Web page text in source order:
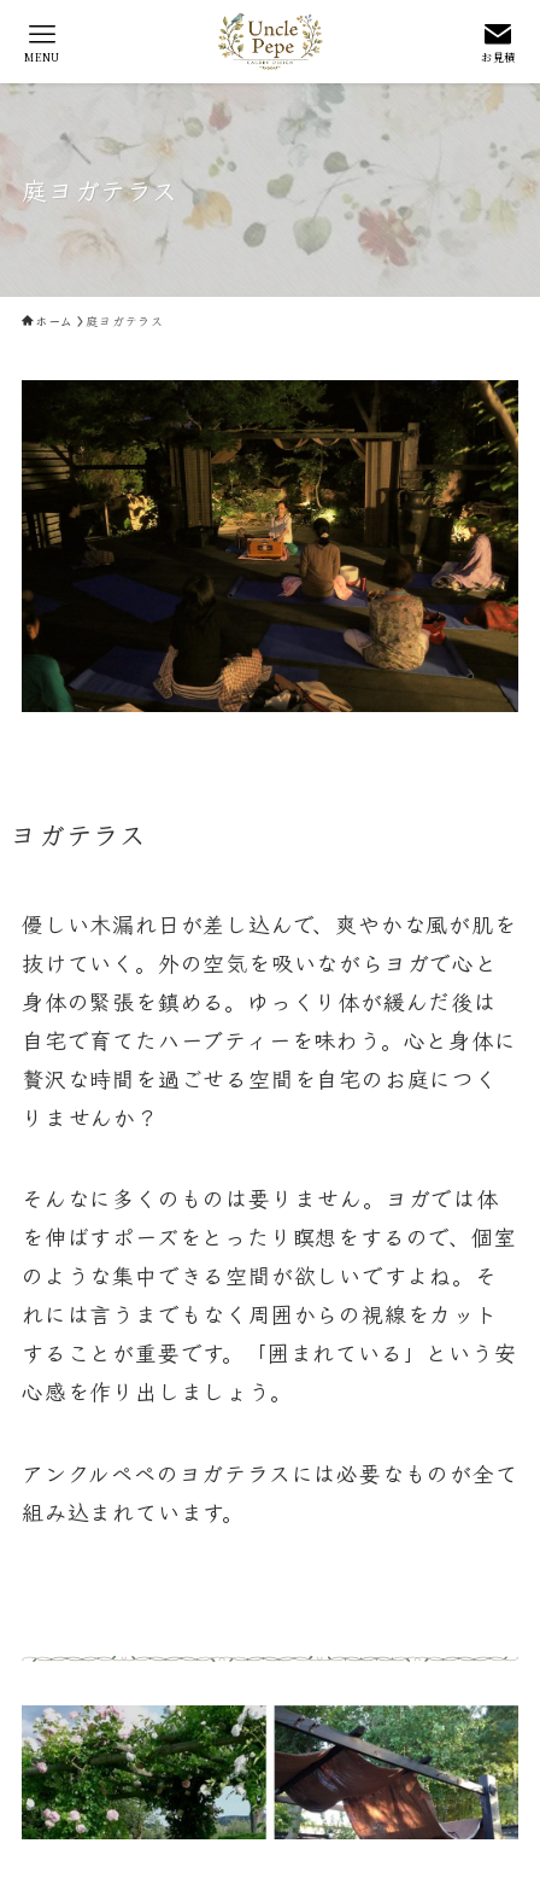
お見積
MENU
庭ヨガテラス
ホーム 庭ヨガテラス
ヨガテラス
優しい木漏れ日が差し込んで、爽やかな風が肌を
抜けていく。外の空気を吸いながらヨガで心と
身体の緊張を鎮める。ゆっくり体が緩んだ後は
自宅で育てたハーブティーを味わう。心と身体に
贅沢な時間を過ごせる空間を自宅のお庭につく
りませんか？
そんなに多くのものは要りません。ヨガでは体
を伸ばすポーズをとったり瞑想をするので、個室
のような集中できる空間が欲しいですよね。そ
れには言うまでもなく周囲からの視線をカット
することが重要です。
「囲まれている」
という安
心感を作り出しましょう。
アンクルペペのヨガテラスには必要なものが全て
組み込まれています。